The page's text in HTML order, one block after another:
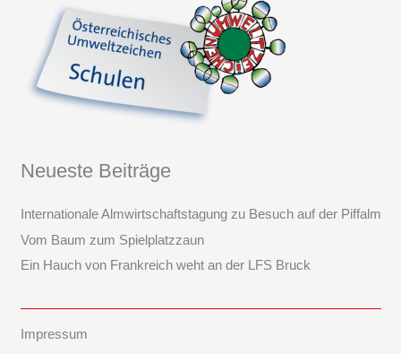
Neueste Beiträge
Internationale Almwirtschaftstagung zu Besuch auf der Piffalm
Vom Baum zum Spielplatzzaun
Ein Hauch von Frankreich weht an der LFS Bruck
Impressum